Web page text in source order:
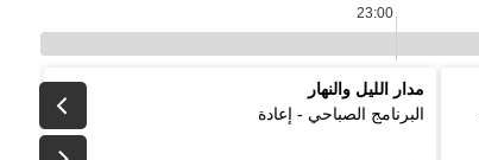
23:00
مدار الليل والنهار
البرنامج الصباحي - إعادة